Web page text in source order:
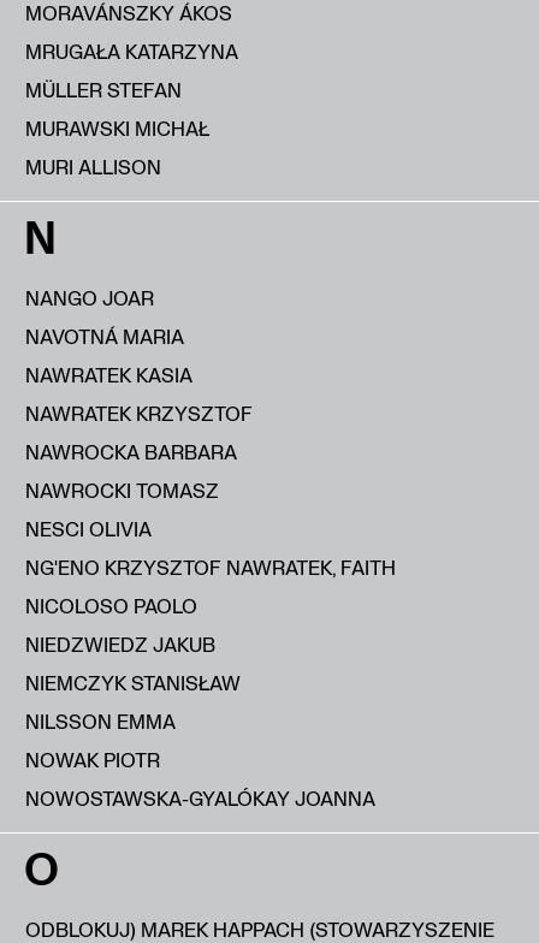
MORAVÁNSZKY ÁKOS
MRUGAŁA KATARZYNA
MÜLLER STEFAN
MURAWSKI MICHAŁ
MURI ALLISON
N
NANGO JOAR
NAVOTNÁ MARIA
NAWRATEK KASIA
NAWRATEK KRZYSZTOF
NAWROCKA BARBARA
NAWROCKI TOMASZ
NESCI OLIVIA
NG'ENO KRZYSZTOF NAWRATEK, FAITH
NICOLOSO PAOLO
NIEDZWIEDZ JAKUB
NIEMCZYK STANISŁAW
NILSSON EMMA
NOWAK PIOTR
NOWOSTAWSKA-GYALÓKAY JOANNA
O
ODBLOKUJ) MAREK HAPPACH (STOWARZYSZENIE